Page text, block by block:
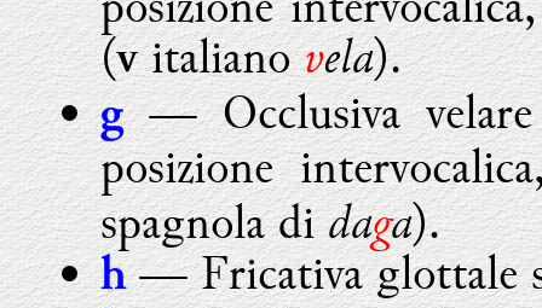
(vitalianovela).
g — Occlusiva
posizione
spagnola didaga).
h — Fricativa glottale